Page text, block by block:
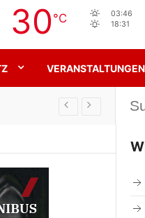
30°C
03:46
18:31
VERANSTALTUNGEN